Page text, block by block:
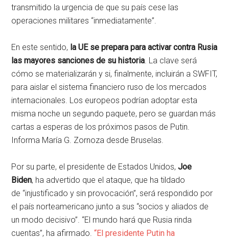
transmitido la urgencia de que su país cese las
operaciones militares “inmediatamente”.
En este sentido, la UE se prepara para activar contra Rusia
las mayores sanciones de su historia. La clave será
cómo se materializarán y si, finalmente, incluirán a SWFIT,
para aislar el sistema financiero ruso de los mercados
internacionales. Los europeos podrían adoptar esta
misma noche un segundo paquete, pero se guardan más
cartas a esperas de los próximos pasos de Putin.
Informa María G. Zornoza desde Bruselas.
Por su parte, el presidente de Estados Unidos,Joe
Biden, ha advertido que el ataque, que ha tildado
de “injustificado y sin provocación”, será respondido por
el país norteamericano junto a sus “socios y aliados de
un modo decisivo”. “El mundo hará que Rusia rinda
cuentas”, ha afirmado.“El presidente Putin ha